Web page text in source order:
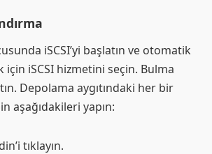
iSCSI’yi başlatın ve otomatik
iSCSI hizmetini seçin. Bulma
Depolama aygıtındaki her bir
aşağıdakileri yapın:
tıklayın.